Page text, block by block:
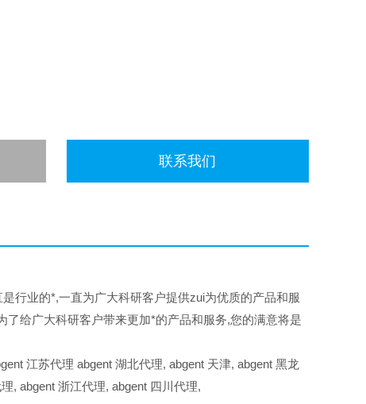
联系我们
行业的*,一直为广大科研客户提供zui为优质的产品和服
了给广大科研客户带来更加*的产品和服务,您的满意将是
江苏代理 abgent 湖北代理, abgent 天津, abgent 黑龙
, abgent 浙江代理, abgent 四川代理,